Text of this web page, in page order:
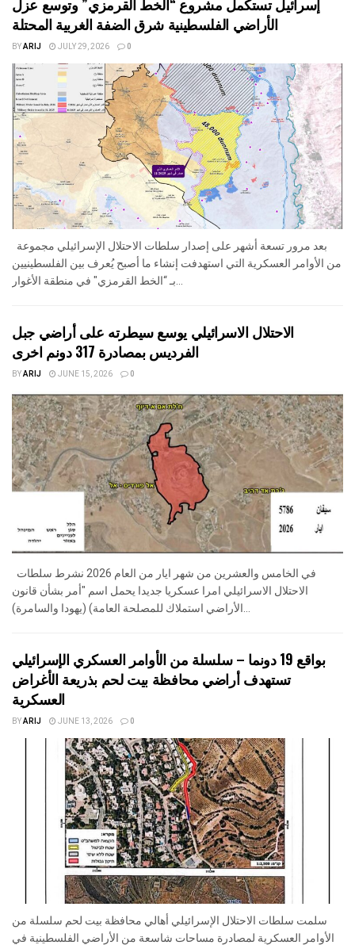
الأراضي الفلسطينية شرق الضفة الغربية المحتلة
BYARIJ JULY 29, 2026 0
من الأوامر العسكرية التي استهدفت إنشاء ما أصبح يُعرف بين الفلسطينيين
الاحتلال الاسرائيلي يوسع سيطرته على أراضي جبل
الفرديس بمصادرة 317 دونم اخرى
BYARIJ JUNE 15, 2026 0
الاحتلال الاسرائيلي امرا عسكريا جديدا يحمل اسم "أمر بشأن قانون
بواقع 19 دونما – سلسلة من الأوامر العسكري الإسرائيلي
تستهدف أراضي محافظة بيت لحم بذريعة الأغراض
العسكرية
BYARIJ JUNE 13, 2026 0
سلمت سلطات الاحتلال الإسرائيلي أهالي محافظة بيت لحم سلسلة من
الأوامر العسكرية لمصادرة مساحات شاسعة من الأراضي الفلسطينية في